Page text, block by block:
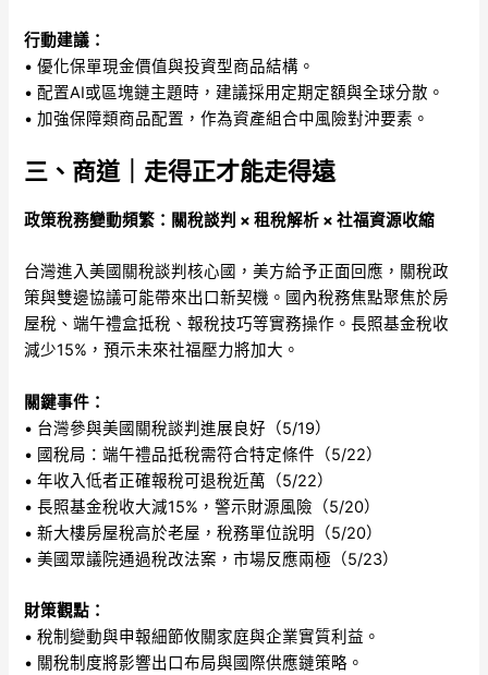
行動建議：
• 優化保單現金價值與投資型商品結構。
• 配置AI或區塊鏈主題時，建議採用定期定額與全球分散。
• 加強保障類商品配置，作為資產組合中風險對沖要素。
三、商道｜走得正才能走得遠
政策稅務變動頻繁：關稅談判 × 租稅解析 × 社福資源收縮
台灣進入美國關稅談判核心國，美方給予正面回應，關稅政
策與雙邊協議可能帶來出口新契機。國內稅務焦點聚焦於房
屋稅、端午禮盒抵稅、報稅技巧等實務操作。長照基金稅收
減少15%，預示未來社福壓力將加大。
關鍵事件：
• 台灣參與美國關稅談判進展良好（5/19）
• 國稅局：端午禮品抵稅需符合特定條件（5/22）
• 年收入低者正確報稅可退稅近萬（5/22）
• 長照基金稅收大減15%，警示財源風險（5/20）
• 新大樓房屋稅高於老屋，稅務單位說明（5/20）
• 美國眾議院通過稅改法案，市場反應兩極（5/23）
財策觀點：
• 稅制變動與申報細節攸關家庭與企業實質利益。
• 關稅制度將影響出口布局與國際供應鏈策略。